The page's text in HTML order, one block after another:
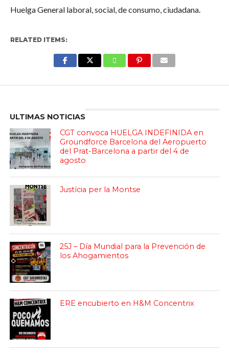
Huelga General laboral, social, de consumo, ciudadana.
RELATED ITEMS:
ULTIMAS NOTICIAS
CGT convoca HUELGA INDEFINIDA en
Groundforce Barcelona del Aeropuerto
del Prat-Barcelona a partir del 4 de
agosto
Justícia per la Montse
25J – Día Mundial para la Prevención de
los Ahogamientos
ERE encubierto en H&M Concentrix